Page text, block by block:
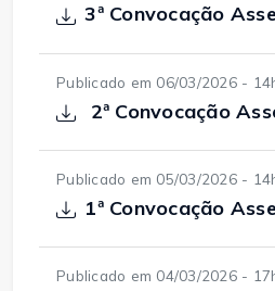
3ª Convocação
Publicado em 06/03/2026 -
2ª Convocação
Publicado em 05/03/2026 -
1ª Convocação
Publicado em 04/03/2026 -